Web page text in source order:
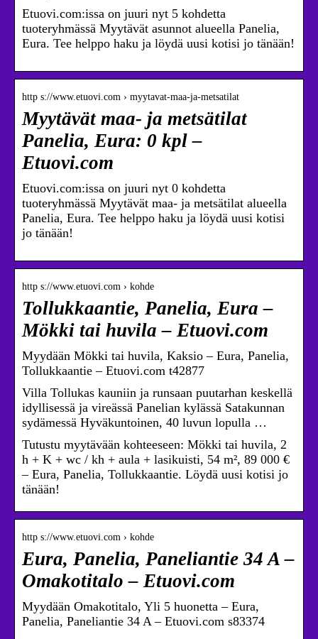
Etuovi.com:issa on juuri nyt 5 kohdetta
tuoteryhmässä Myytävät asunnot alueella Panelia,
Eura. Tee helppo haku ja löydä uusi kotisi jo tänään!
http s://www.etuovi.com › myytavat-maa-ja-metsatilat
Myytävät maa- ja metsätilat
Panelia, Eura: 0 kpl –
Etuovi.com
Etuovi.com:issa on juuri nyt 0 kohdetta
tuoteryhmässä Myytävät maa- ja metsätilat alueella
Panelia, Eura. Tee helppo haku ja löydä uusi kotisi
jo tänään!
http s://www.etuovi.com › kohde
Tollukkaantie, Panelia, Eura –
Mökki tai huvila – Etuovi.com
Myydään Mökki tai huvila, Kaksio – Eura, Panelia,
Tollukkaantie – Etuovi.com t42877
Villa Tollukas kauniin ja runsaan puutarhan keskellä
idyllisessä ja vireässä Panelian kylässä Satakunnan
sydämessä Hyväkuntoinen, 40 luvun lopulla …
Tutustu myytävään kohteeseen: Mökki tai huvila, 2
h + K + wc / kh + aula + lasikuisti, 54 m², 89 000 €
– Eura, Panelia, Tollukkaantie. Löydä uusi kotisi jo
tänään!
http s://www.etuovi.com › kohde
Eura, Panelia, Paneliantie 34 A –
Omakotitalo – Etuovi.com
Myydään Omakotitalo, Yli 5 huonetta – Eura,
Panelia, Paneliantie 34 A – Etuovi.com s83374